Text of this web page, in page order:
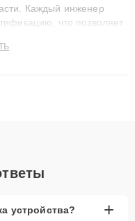
Каждый инженер
что позволяет
лет. Наши мастера
устройства? +